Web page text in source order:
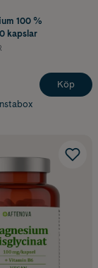
100 %
kapslar
Köp